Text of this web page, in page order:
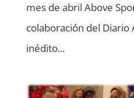
mes de abril Above
colaboración del Diario
inédito...